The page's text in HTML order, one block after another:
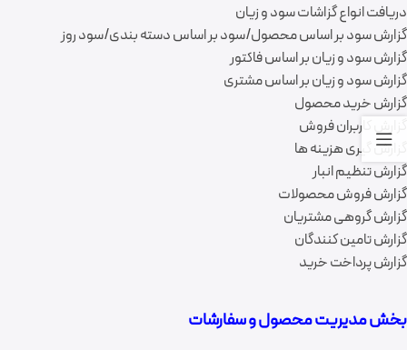
دریافت انواع گزاشات سود و زیان
گزارش سود بر اساس محصول/سود بر اساس دسته بندی/سود روز
گزارش سود و زیان بر اساس فاکتور
گزارش سود و زیان بر اساس مشتری
گزارش خرید محصول
گزارش کاربران فروش
گزارش گیری هزینه ها
گزارش تنظیم انبار
گزارش فروش محصولات
گزارش گروهی مشتریان
گزارش تامین کنندگان
گزارش پرداخت خرید
بخش مدیریت محصول و سفارشات